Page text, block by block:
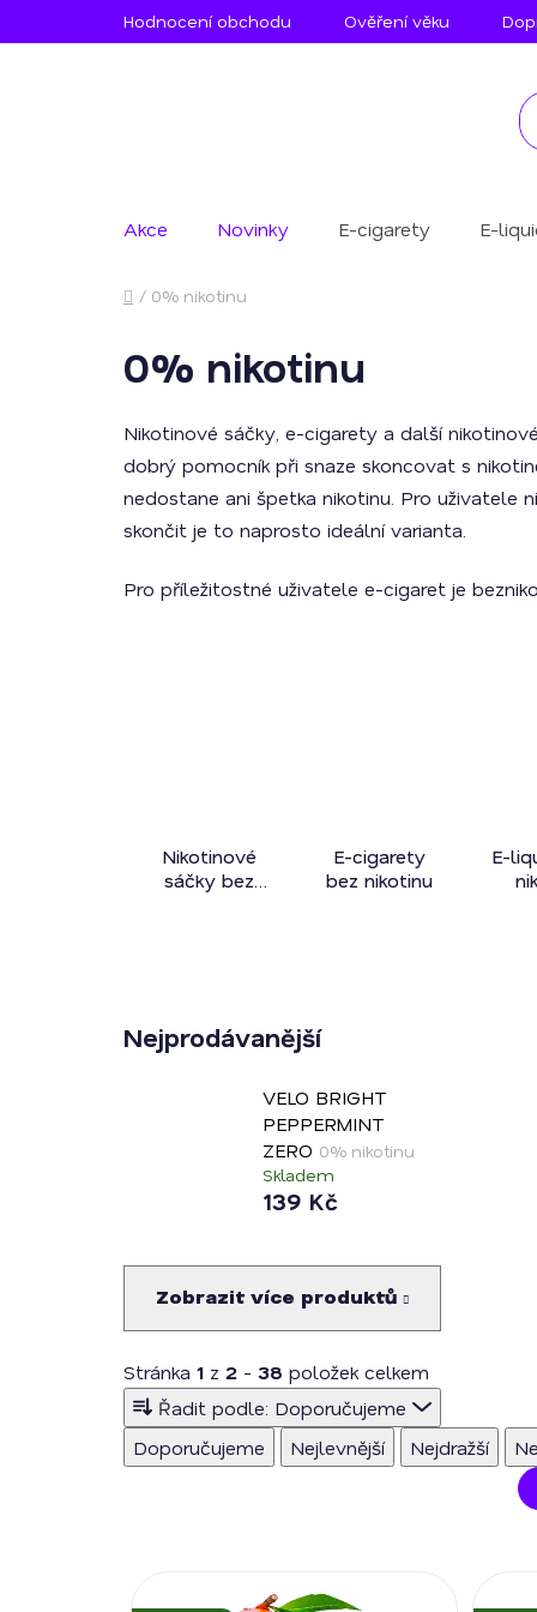
na
Hodnocení obchodu Ověření věku
Akce Novinky E-cigarety E-
Domů
/ 0% nikotinu
0% nikotinu
Nikotinové sáčky, e-cigarety a další
dobrý pomocník při snaze skoncovat s
nedostane ani špetka nikotinu. Pro uživatele
skončit je to naprosto ideální varianta.
Pro příležitostné uživatele e-cigaret je
Nikotinové
sáčky bez
E-cigarety
bez nikotinu
E-
Nejprodávanější
VELO BRIGHT
PEPPERMINT
ZERO 0% nikotinu
Skladem
139 Kč
Zobrazit více produktů
Stránka 1 z 2 - 38 položek celkem
Ř
a
z
Řadit podle: Doporučujeme
Doporučujeme
Nejlevnější Nejdražší
ý